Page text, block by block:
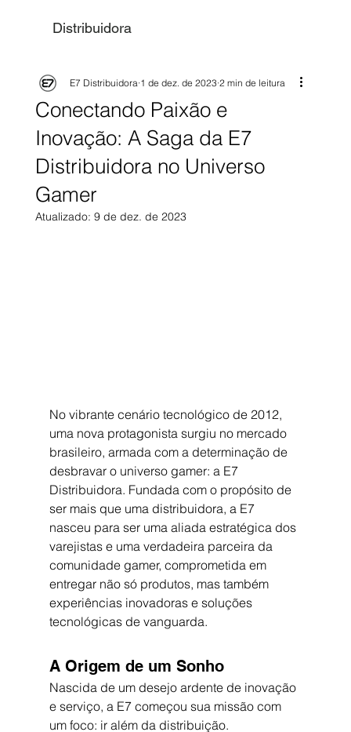
Distribuidora
Conectando Paixão e
Inovação: A Saga da E7
Distribuidora no Universo
Gamer
E7 Distribuidora 1 de dez. de 2023 2 min de leitura
Atualizado: 9 de dez. de 2023
No vibrante cenário tecnológico de 2012,
uma nova protagonista surgiu no mercado
brasileiro, armada com a determinação de
desbravar o universo gamer: a E7
Distribuidora. Fundada com o propósito de
ser mais que uma distribuidora, a E7
nasceu para ser uma aliada estratégica dos
varejistas e uma verdadeira parceira da
comunidade gamer, comprometida em
entregar não só produtos, mas também
experiências inovadoras e soluções
tecnológicas de vanguarda.
A Origem de um Sonho
Nascida de um desejo ardente de inovação
e serviço, a E7 começou sua missão com
um foco: ir além da distribuição.